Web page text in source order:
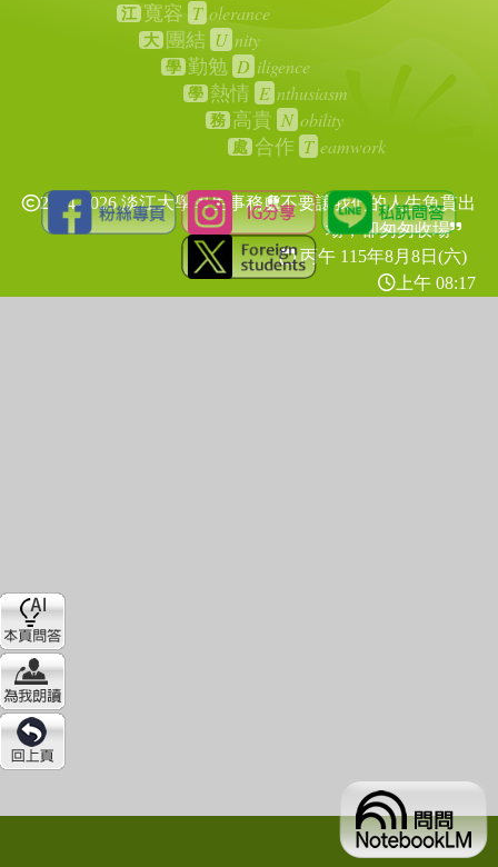
江 寬容 T olerance
大 團結 U nity
學 勤勉 D iligence
學 熱情 E nthusiasm
務 高貴 N obility
處 合作 T eamwork
2024-2026 淡江大學學生事務處不要讓我們的人生魚貫出
場，卻匆匆收場
丙午 115年8月8日(六)
上午 08:17